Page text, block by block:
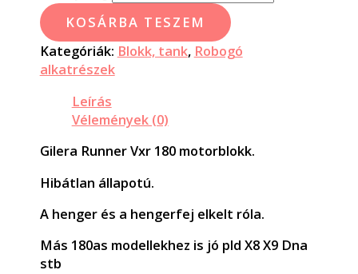
KOSÁRBA TESZEM
Kategóriák: Blokk, tank, Robogó
alkatrészek
Leírás
Vélemények (0)
Gilera Runner Vxr 180 motorblokk.
Hibátlan állapotú.
A henger és a hengerfej elkelt róla.
Más 180as modellekhez is jó pld X8 X9 Dna
stb